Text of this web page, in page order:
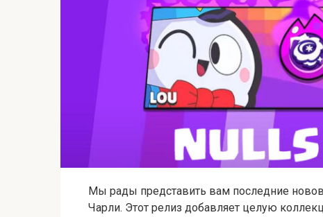
Мы рады представить вам последние
Чарли. Этот релиз добавляет целую